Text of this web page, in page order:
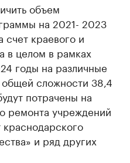
объем
на 2021- 2023
счет краевого и
в целом в рамках
годы на различные
сложности 38,4
потрачены на
ремонта учреждений
и ряд других